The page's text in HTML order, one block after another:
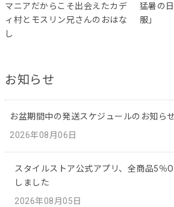
マニアだからこそ出会えたカデ
ィ村とモスリン兄さんのおはな
し
猛暑の
服」
お知らせ
お盆期間中の発送スケジュールのお知らせ
2026年08月06日
スタイルストア公式アプリ、全商品5％
しました
2026年08月05日